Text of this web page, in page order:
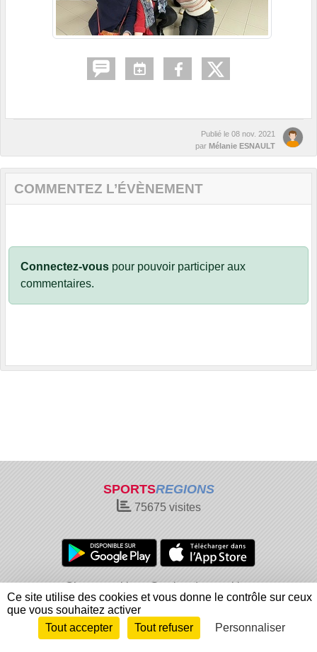
Publié le 08 nov. 2021
par Mélanie ESNAULT
COMMENTEZ L’ÉVÈNEMENT
Connectez-vous pour pouvoir participer aux
commentaires.
SPORTSREGIONS
75675visites
Charte cookies
Gestion des cookies
Informations légales
Signaler un contenu inapproprié
Envie de participer ? Connexion
Ce site utilise des cookies et vous donne le contrôle sur ceux
que vous souhaitez activer
Tout accepter
Tout refuser Personnaliser